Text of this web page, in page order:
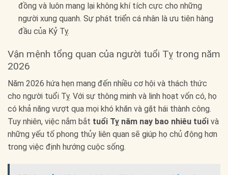
đồng và luôn mang lại không khí tích cực cho những
người xung quanh. Sự phát triển cá nhân là ưu tiên hàng
đầu của Kỷ Tỵ.
Vận mệnh tổng quan của người tuổi Tỵ trong năm
2026
Năm 2026 hứa hẹn mang đến nhiều cơ hội và thách thức
cho người tuổi Tỵ. Với sự thông minh và linh hoạt vốn có, họ
có khả năng vượt qua mọi khó khăn và gặt hái thành công.
Tuy nhiên, việc nắm bắt tuổi Tỵ năm nay bao nhiêu tuổi và
những yếu tố phong thủy liên quan sẽ giúp họ chủ động hơn
trong việc định hướng cuộc sống.